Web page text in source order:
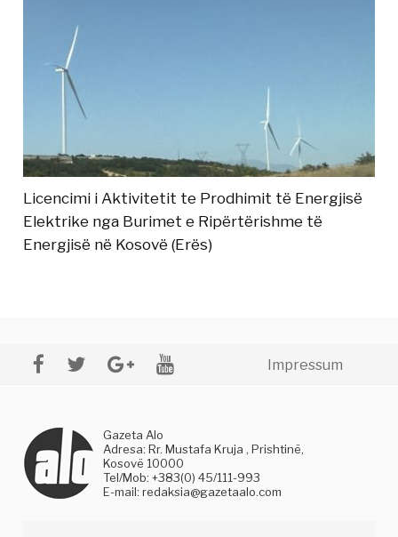
Licencimi i Aktivitetit te Prodhimit të Energjisë
Elektrike nga Burimet e Ripërtërishme të
Energjisë në Kosovë (Erës)
Impressum
Gazeta Alo
Adresa: Rr. Mustafa Kruja , Prishtinë,
Kosovë 10000
Tel/Mob: +383(0) 45/111-993
E-mail:redaksia@gazetaalo.com